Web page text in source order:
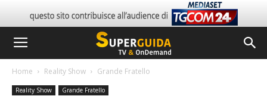
Home Reality Show Grande Fratello
Reality Show Grande Fratello